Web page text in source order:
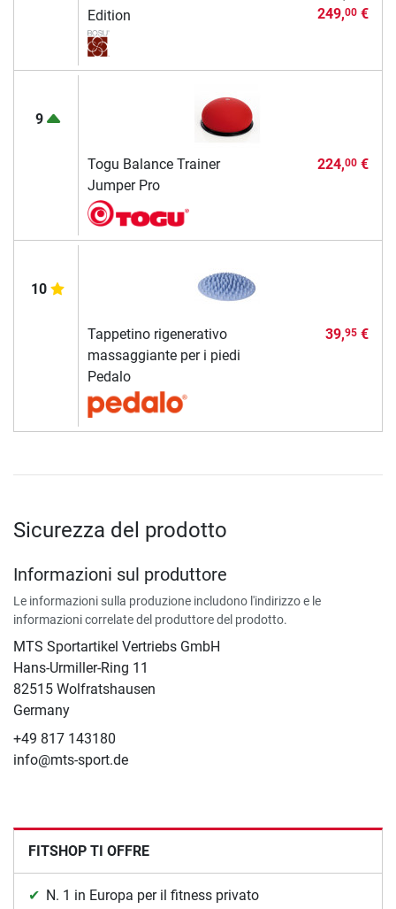
Edition
249,00€
9
Togu Balance Trainer
Jumper Pro
224,00€
10
Tappetino rigenerativo
massaggiante per i piedi
Pedalo
39,95€
Sicurezza del prodotto
Informazioni sul produttore
Le informazioni sulla produzione includono l'indirizzo e le
informazioni correlate del produttore del prodotto.
MTS Sportartikel Vertriebs GmbH
Hans-Urmiller-Ring 11
82515 Wolfratshausen
Germany
+49 817 143180
info@mts-sport.de
FITSHOP TI OFFRE
N. 1 in Europa per il fitness privato